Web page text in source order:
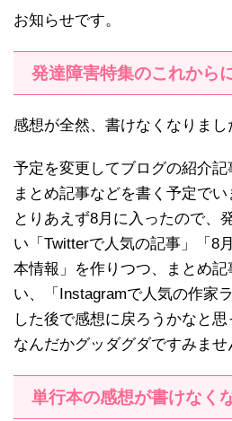
お知らせです。
発達障害特集のこれから
感想が全然、書けなくなりまし
予定を変更してブログの紹介記
まとめ記事などを書く予定でい
とりあえず8月に入ったので、
い「Twitterで人気の記事」「8
本情報」を作りつつ、まとめ
い、「Instagramで人気の作家
した後で感想に戻ろうかなと思
なんだかグッダグダですみませ
単行本の感想が書けなく